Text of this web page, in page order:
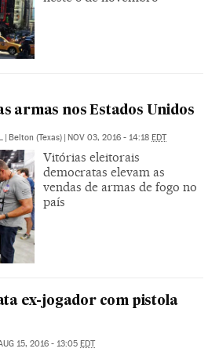
armas nos Estados Unidos
Belton (Texas) NOV 03, 2016 - 14:18 EDT
Vitórias eleitorais
democratas elevam as
vendas de armas de fogo no
país
ex-jogador com pistola
15, 2016 - 13:05 EDT